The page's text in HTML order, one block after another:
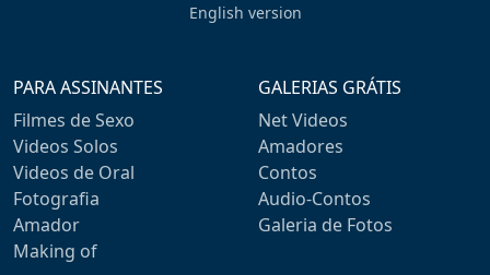
English version
PARA ASSINANTES
Filmes de Sexo
Videos Solos
Videos de Oral
Fotografia
Amador
Making of
GALERIAS GRÁTIS
Net Videos
Amadores
Contos
Audio-Contos
Galeria de Fotos